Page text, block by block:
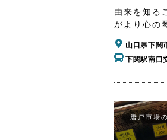
由来を知る
がより心の
山口県下関
下関駅南口
唐戸市場